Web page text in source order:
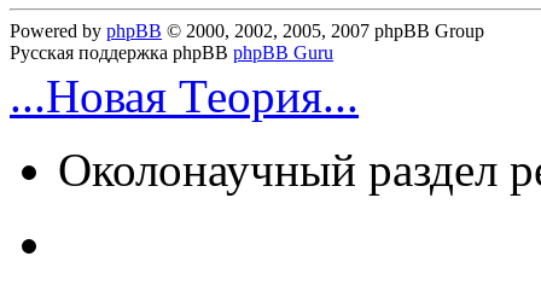
Powered by phpBB © 2000, 2002, 2005, 2007 phpBB Group
Русская поддержка phpBB phpBB Guru
...Новая Теория...
Околонаучный раздел